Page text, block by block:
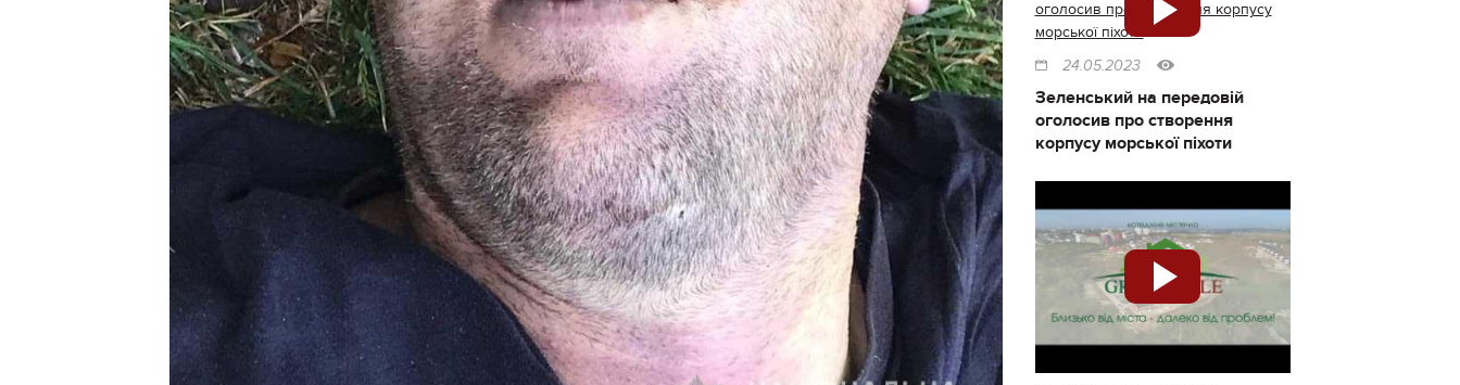
24.05.2023
Зеленський на передовій
оголосив про створення
корпусу морської піхоти